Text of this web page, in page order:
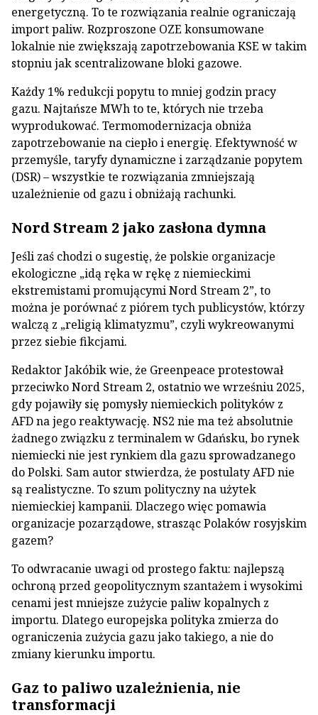
energetyczną. To te rozwiązania realnie ograniczają
import paliw. Rozproszone OZE konsumowane
lokalnie nie zwiększają zapotrzebowania KSE w takim
stopniu jak scentralizowane bloki gazowe.
Każdy 1% redukcji popytu to mniej godzin pracy
gazu. Najtańsze MWh to te, których nie trzeba
wyprodukować. Termomodernizacja obniża
zapotrzebowanie na ciepło i energię. Efektywność w
przemyśle, taryfy dynamiczne i zarządzanie popytem
(DSR) – wszystkie te rozwiązania zmniejszają
uzależnienie od gazu i obniżają rachunki.
Nord Stream 2 jako zasłona dymna
Jeśli zaś chodzi o sugestię, że polskie organizacje
ekologiczne „idą ręka w rękę z niemieckimi
ekstremistami promującymi Nord Stream 2”, to
można je porównać z piórem tych publicystów, którzy
walczą z „religią klimatyzmu”, czyli wykreowanymi
przez siebie fikcjami.
Redaktor Jakóbik wie, że Greenpeace protestował
przeciwko Nord Stream 2, ostatnio we wrześniu 2025,
gdy pojawiły się pomysły niemieckich polityków z
AFD na jego reaktywację. NS2 nie ma też absolutnie
żadnego związku z terminalem w Gdańsku, bo rynek
niemiecki nie jest rynkiem dla gazu sprowadzanego
do Polski. Sam autor stwierdza, że postulaty AFD nie
są realistyczne. To szum polityczny na użytek
niemieckiej kampanii. Dlaczego więc pomawia
organizacje pozarządowe, strasząc Polaków rosyjskim
gazem?
To odwracanie uwagi od prostego faktu: najlepszą
ochroną przed geopolitycznym szantażem i wysokimi
cenami jest mniejsze zużycie paliw kopalnych z
importu. Dlatego europejska polityka zmierza do
ograniczenia zużycia gazu jako takiego, a nie do
zmiany kierunku importu.
Gaz to paliwo uzależnienia, nie
transformacji